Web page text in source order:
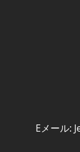
Eメール: